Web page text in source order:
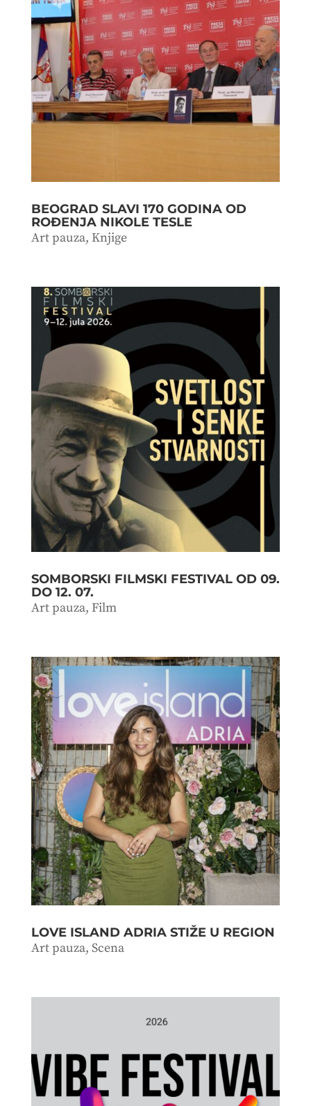
BEOGRAD SLAVI 170 GODINA OD
ROĐENJA NIKOLE TESLE
Art pauza, Knjige
SOMBORSKI FILMSKI FESTIVAL OD 09.
DO 12. 07.
Art pauza, Film
LOVE ISLAND ADRIA STIŽE U REGION
Art pauza, Scena